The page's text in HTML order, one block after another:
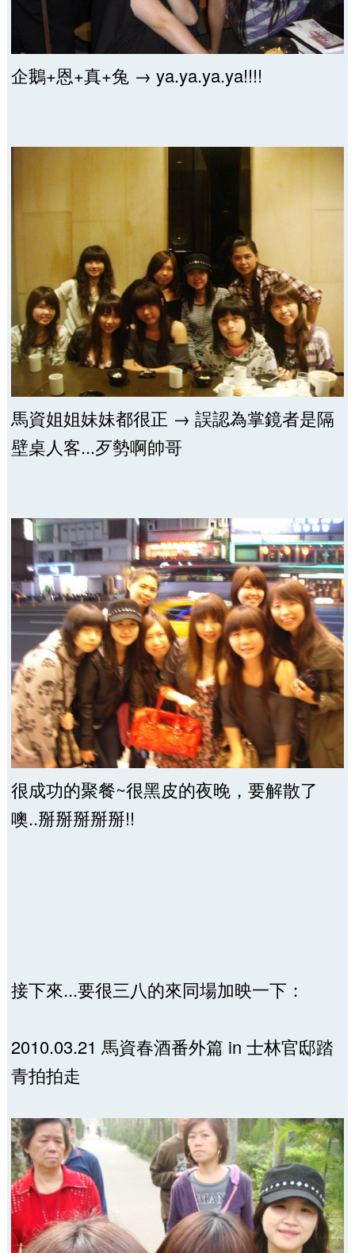
企鵝+恩+真+兔 → ya.ya.ya.ya!!!!
馬資姐姐妹妹都很正 → 誤認為掌鏡者是隔
壁桌人客...歹勢啊帥哥
很成功的聚餐~很黑皮的夜晚，要解散了
噢..掰掰掰掰掰!!
接下來...要很三八的來同場加映一下：
2010.03.21 馬資春酒番外篇 in 士林官邸踏
青拍拍走